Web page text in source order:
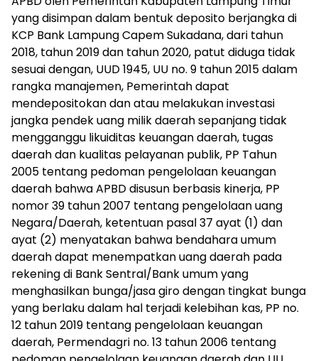
yang disimpan dalam bentuk deposito berjangka di
KCP Bank Lampung Capem Sukadana, dari tahun
2018, tahun 2019 dan tahun 2020, patut diduga tidak
sesuai dengan, UUD 1945, UU no. 9 tahun 2015 dalam
rangka manajemen, Pemerintah dapat
mendepositokan dan atau melakukan investasi
jangka pendek uang milik daerah sepanjang tidak
mengganggu likuiditas keuangan daerah, tugas
daerah dan kualitas pelayanan publik, PP Tahun
2005 tentang pedoman pengelolaan keuangan
daerah bahwa APBD disusun berbasis kinerja, PP
nomor 39 tahun 2007 tentang pengelolaan uang
Negara/Daerah, ketentuan pasal 37 ayat (1) dan
ayat (2) menyatakan bahwa bendahara umum
daerah dapat menempatkan uang daerah pada
rekening di Bank Sentral/Bank umum yang
menghasilkan bunga/jasa giro dengan tingkat bunga
yang berlaku dalam hal terjadi kelebihan kas, PP no.
12 tahun 2019 tentang pengelolaan keuangan
daerah, Permendagri no. 13 tahun 2006 tentang